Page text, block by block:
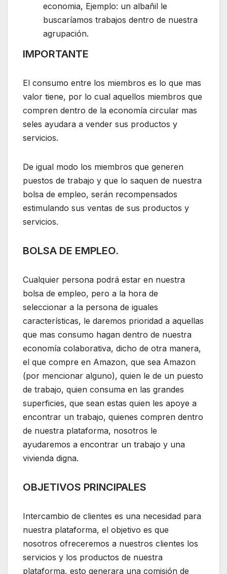
economia, Ejemplo: un albañil le
buscaríamos trabajos dentro de nuestra
agrupación.
IMPORTANTE
El consumo entre los miembros es lo que mas
valor tiene, por lo cual aquellos miembros que
compren dentro de la economía circular mas
seles ayudara a vender sus productos y
servicios.
De igual modo los miembros que generen
puestos de trabajo y que lo saquen de nuestra
bolsa de empleo, serán recompensados
estimulando sus ventas de sus productos y
servicios.
BOLSA DE EMPLEO.
Cualquier persona podrá estar en nuestra
bolsa de empleo, pero a la hora de
seleccionar a la persona de iguales
características, le daremos prioridad a aquellas
que mas consumo hagan dentro de nuestra
economía colaborativa, dicho de otra manera,
el que compre en Amazon, que sea Amazon
(por mencionar alguno), quien le de un puesto
de trabajo, quien consuma en las grandes
superficies, que sean estas quien les apoye a
encontrar un trabajo, quienes compren dentro
de nuestra plataforma, nosotros le
ayudaremos a encontrar un trabajo y una
vivienda digna.
OBJETIVOS PRINCIPALES
Intercambio de clientes es una necesidad para
nuestra plataforma, el objetivo es que
nosotros ofreceremos a nuestros clientes los
servicios y los productos de nuestra
plataforma, esto generara una comisión de